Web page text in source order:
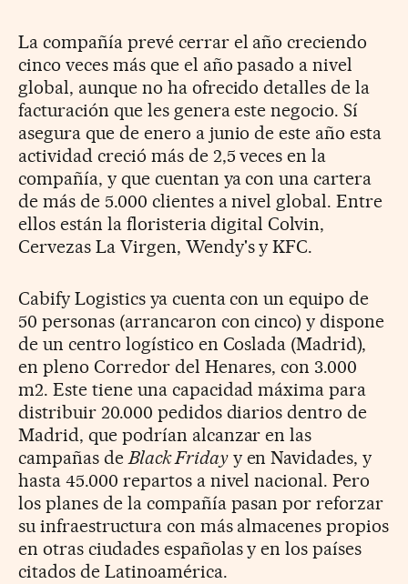
La compañía prevé cerrar el año creciendo
cinco veces más que el año pasado a nivel
global, aunque no ha ofrecido detalles de la
facturación que les genera este negocio. Sí
asegura que de enero a junio de este año esta
actividad creció más de 2,5 veces en la
compañía, y que cuentan ya con una cartera
de más de 5.000 clientes a nivel global. Entre
ellos están la floristeria digital Colvin,
Cervezas La Virgen, Wendy's y KFC.
Cabify Logistics ya cuenta con un equipo de
50 personas (arrancaron con cinco) y dispone
de un centro logístico en Coslada (Madrid),
en pleno Corredor del Henares, con 3.000
m2. Este tiene una capacidad máxima para
distribuir 20.000 pedidos diarios dentro de
Madrid, que podrían alcanzar en las
campañas deBlack Fridayy en Navidades, y
hasta 45.000 repartos a nivel nacional. Pero
los planes de la compañía pasan por reforzar
su infraestructura con más almacenes propios
en otras ciudades españolas y en los países
citados de Latinoamérica.